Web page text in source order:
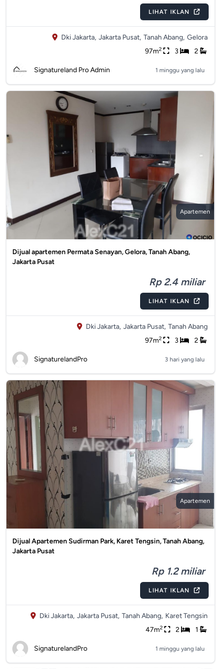
LIHAT IKLAN
Dki Jakarta, Jakarta Pusat, Tanah Abang, Gelora
97m2 3 2
Signatureland Pro Admin 1 minggu yang lalu
Apartemen
Dijual apartemen Permata Senayan, Gelora, Tanah Abang,
Jakarta Pusat
Rp 2.4 miliar
LIHAT IKLAN
Dki Jakarta, Jakarta Pusat, Tanah Abang
97m2 3 2
SignaturelandPro 3 hari yang lalu
Apartemen
Dijual Apartemen Sudirman Park, Karet Tengsin, Tanah Abang,
Jakarta Pusat
Rp 1.2 miliar
LIHAT IKLAN
Dki Jakarta, Jakarta Pusat, Tanah Abang, Karet Tengsin
47m2 2 1
SignaturelandPro 1 minggu yang lalu